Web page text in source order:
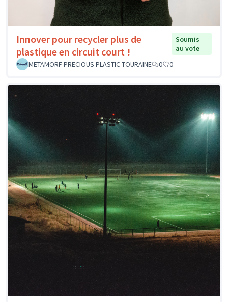
Innover pour recycler plus de
plastique en circuit court !
Soumis
au vote
METAMORF PRECIOUS PLASTIC TOURAINE
0 0